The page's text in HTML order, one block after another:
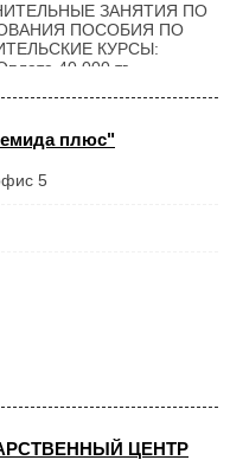
ЗАНЯТИЯ ПО
ПОСОБИЯ ПО
КУРСЫ:
40 000 тг.
50 000 тг.
плюс"
5
ЦЕНТР